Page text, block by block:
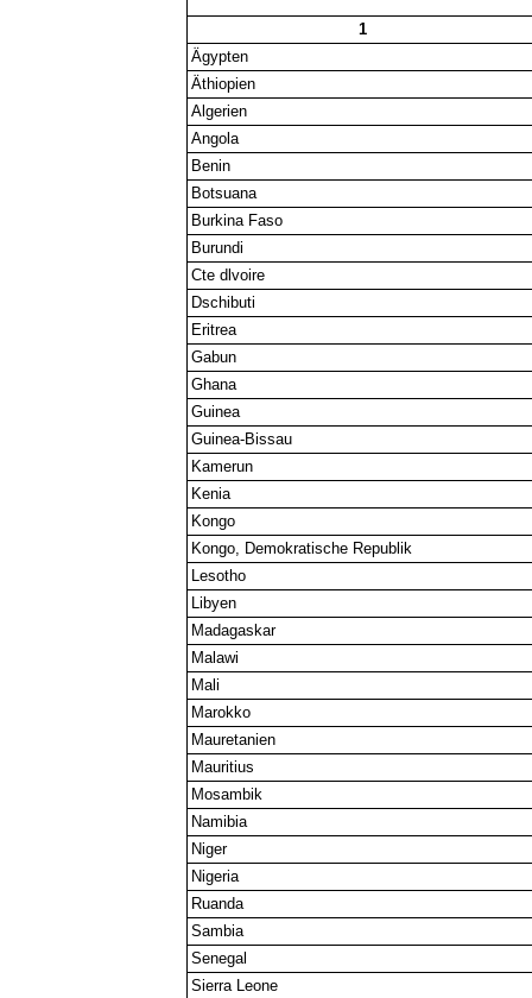
1
Ägypten
Äthiopien
Algerien
Angola
Benin
Botsuana
Burkina Faso
Burundi
Cte dlvoire
Dschibuti
Eritrea
Gabun
Ghana
Guinea
Guinea-Bissau
Kamerun
Kenia
Kongo
Kongo, Demokratische Republik
Lesotho
Libyen
Madagaskar
Malawi
Mali
Marokko
Mauretanien
Mauritius
Mosambik
Namibia
Niger
Nigeria
Ruanda
Sambia
Senegal
Sierra Leone